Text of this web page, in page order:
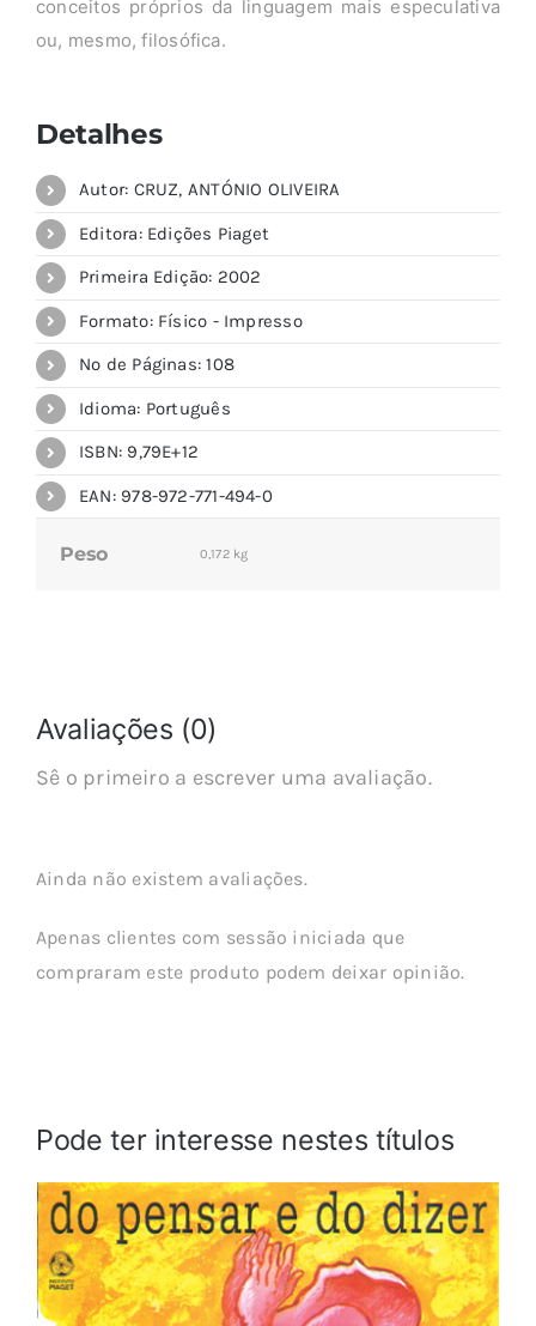
conceitos próprios da linguagem mais especulativa
ou, mesmo, filosófica.
Detalhes
Autor: CRUZ, ANTÓNIO OLIVEIRA
Editora: Edições Piaget
Primeira Edição: 2002
Formato: Físico - Impresso
Nº de Páginas: 108
Idioma: Português
ISBN: 9,79E+12
EAN: 978-972-771-494-0
Peso 0,172 kg
Avaliações (0)
Sê o primeiro a escrever uma avaliação.
Ainda não existem avaliações.
Apenas clientes com sessão iniciada que
compraram este produto podem deixar opinião.
Pode ter interesse nestes títulos